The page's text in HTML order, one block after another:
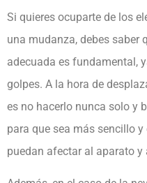
Si quieres ocuparte de los
una mudanza, debes saber
adecuada es fundamental,
golpes. A la hora de
es no hacerlo nunca solo y
para que sea más sencillo
puedan afectar al aparato y